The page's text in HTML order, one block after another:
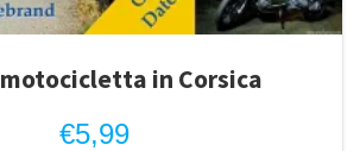
in Corsica
€5,99